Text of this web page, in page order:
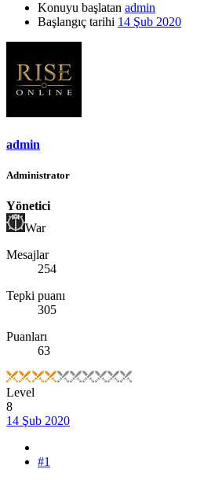
Konuyu başlatan admin
Başlangıç tarihi 14 Şub 2020
admin
Administrator
Yönetici
War
Mesajlar
254
Tepki puanı
305
Puanları
63
Level
8
14 Şub 2020
#1